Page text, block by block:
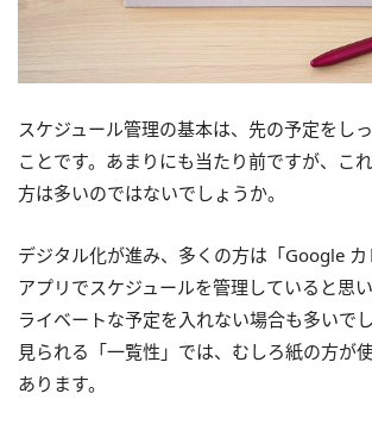
スケジュール管理の基本は、先の予定をし
ことです。あまりにも当たり前ですが、こ
方は多いのではないでしょうか。
デジタル化が進み、多くの方は「Google
アプリでスケジュールを管理していると思
ライベートな予定を入れない場合も多いで
見られる「一覧性」では、むしろ紙の方が
あります。